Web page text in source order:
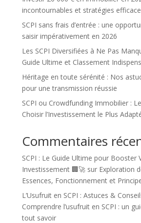
incontournables et stratégies
SCPI sans frais d’entrée : une
saisir impérativement en 2026
Les SCPI Diversifiées à Ne Pas
Guide Ultime et Classement
Héritage en toute sérénité : Nos
pour une transmission réussie
SCPI ou Crowdfunding Immobilier :
Choisir l’Investissement le Plus
Commentaires
SCPI : Le Guide Ultime pour Booster
Investissement 🏢🚀sur Exploration
Essences, Fonctionnement et
L’Usufruit en SCPI : Astuces &
Comprendre l’usufruit en SCPI : un
tout savoir